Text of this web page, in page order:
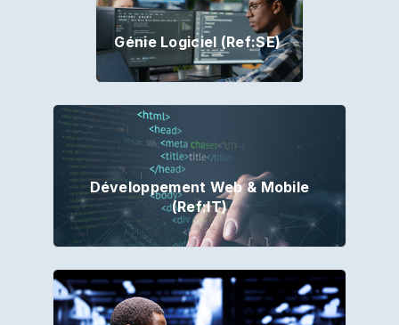
Génie Logiciel (Ref:SE)
Développement Web & Mobile
(Ref:IT)